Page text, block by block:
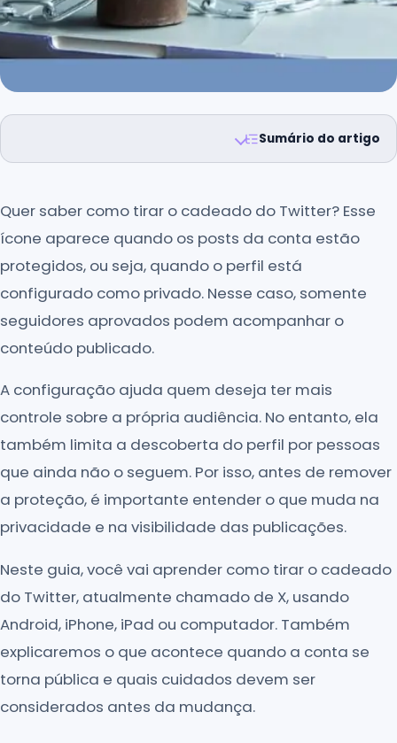
Sumário do artigo
Quer saber como tirar o cadeado do Twitter? Esse
ícone aparece quando os posts da conta estão
protegidos, ou seja, quando o perfil está
configurado como privado. Nesse caso, somente
seguidores aprovados podem acompanhar o
conteúdo publicado.
A configuração ajuda quem deseja ter mais
controle sobre a própria audiência. No entanto, ela
também limita a descoberta do perfil por pessoas
que ainda não o seguem. Por isso, antes de remover
a proteção, é importante entender o que muda na
privacidade e na visibilidade das publicações.
Neste guia, você vai aprender como tirar o cadeado
do Twitter, atualmente chamado de X, usando
Android, iPhone, iPad ou computador. Também
explicaremos o que acontece quando a conta se
torna pública e quais cuidados devem ser
considerados antes da mudança.